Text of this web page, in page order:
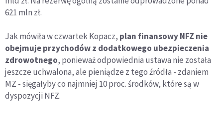
621 mln zł.
Jak mówiła w czwartek Kopacz, plan finansowy NFZ nie
obejmuje przychodów z dodatkowego ubezpieczenia
zdrowotnego, ponieważ odpowiednia ustawa nie została
jeszcze uchwalona, ale pieniądze z tego źródła - zdaniem
MZ - sięgałyby co najmniej 10 proc. środków, które są w
dyspozycji NFZ.